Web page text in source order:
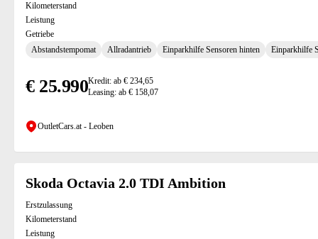
Kilometerstand
Leistung
Getriebe
Abstandstempomat
Allradantrieb Einparkhilfe Sensoren hinten Einparkhilfe
€ 25.990Kredit: ab € 234,65
Leasing: ab € 158,07
OutletCars.at - Leoben
Skoda Octavia 2.0 TDI Ambition
Erstzulassung
Kilometerstand
Leistung